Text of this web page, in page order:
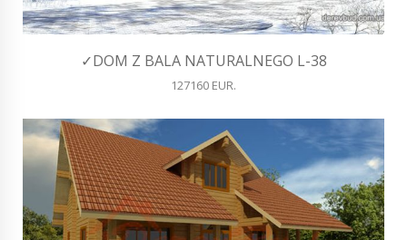
✓DOM Z BALA NATURALNEGO L-38
127160 EUR.